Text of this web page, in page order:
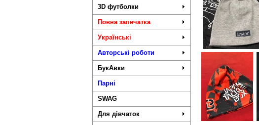
3D футболки
Повна запечатка
Українські
Авторські роботи
БукАвки
Парні
SWAG
Для дівчаток